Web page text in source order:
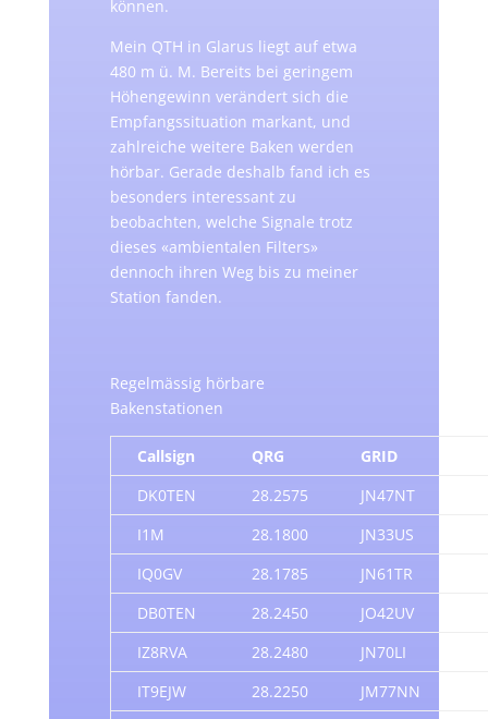
können.
Mein QTH in Glarus liegt auf etwa
480 m ü. M. Bereits bei geringem
Höhengewinn verändert sich die
Empfangssituation markant, und
zahlreiche weitere Baken werden
hörbar. Gerade deshalb fand ich es
besonders interessant zu
beobachten, welche Signale trotz
dieses «ambientalen Filters»
dennoch ihren Weg bis zu meiner
Station fanden.
Regelmässig hörbare
Bakenstationen
Callsign QRG GRID
DK0TEN
28.2575 JN47NT
I1M
28.1800 JN33US
IQ0GV
28.1785 JN61TR
DB0TEN
28.2450 JO42UV
IZ8RVA
28.2480 JN70LI
IT9EJW
28.2250 JM77NN